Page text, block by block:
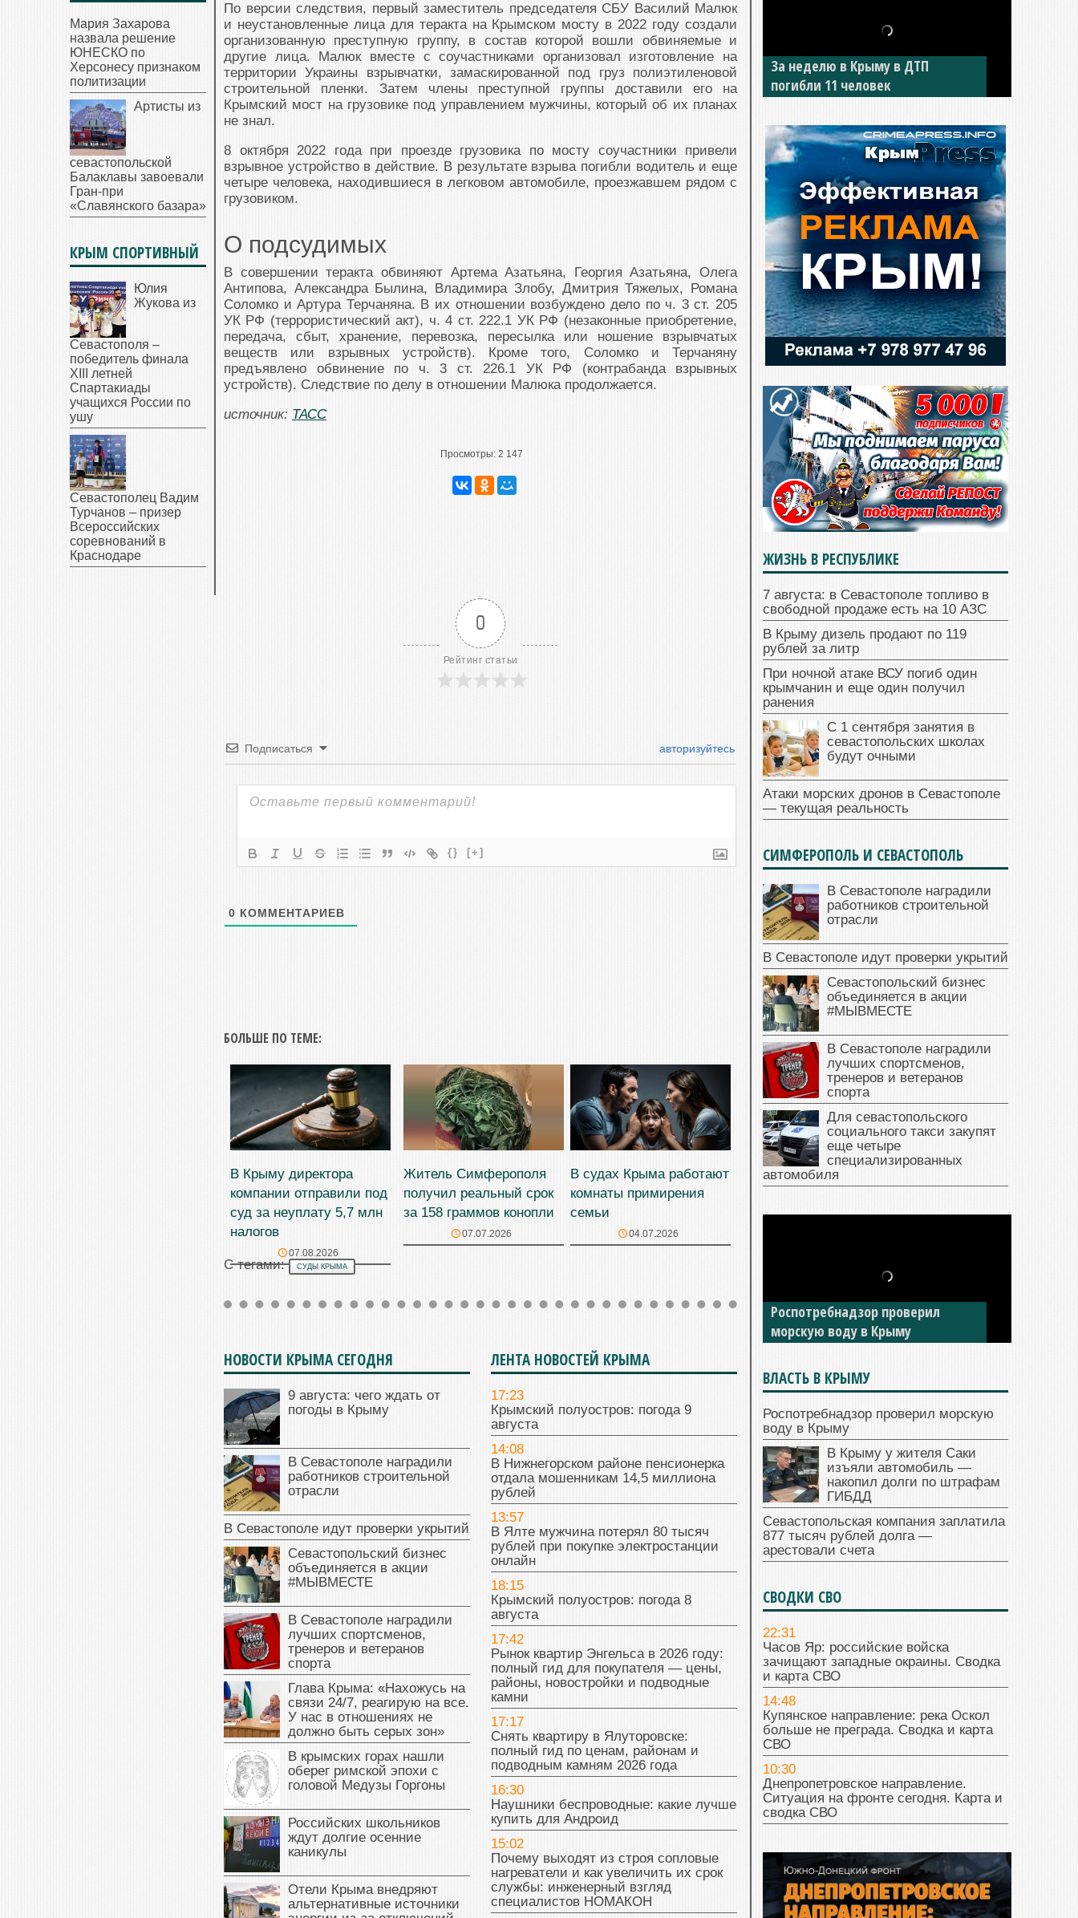
По версии следствия, первый заместитель председателя СБУ Василий Малюк
и неустановленные лица для теракта на Крымском мосту в 2022 году создали
организованную преступную группу, в состав которой вошли обвиняемые и
другие лица. Малюк вместе с соучастниками организовал изготовление на
территории Украины взрывчатки, замаскированной под груз полиэтиленовой
строительной пленки. Затем члены преступной группы доставили его на
Крымский мост на грузовике под управлением мужчины, который об их планах
не знал.
8 октября 2022 года при проезде грузовика по мосту соучастники привели
взрывное устройство в действие. В результате взрыва погибли водитель и еще
четыре человека, находившиеся в легковом автомобиле, проезжавшем рядом с
грузовиком.
О подсудимых
В совершении теракта обвиняют Артема Азатьяна, Георгия Азатьяна, Олега
Антипова, Александра Былина, Владимира Злобу, Дмитрия Тяжелых, Романа
Соломко и Артура Терчаняна. В их отношении возбуждено дело по ч. 3 ст. 205
УК РФ (террористический акт), ч. 4 ст. 222.1 УК РФ (незаконные приобретение,
передача, сбыт, хранение, перевозка, пересылка или ношение взрывчатых
веществ или взрывных устройств). Кроме того, Соломко и Терчаняну
предъявлено обвинение по ч. 3 ст. 226.1 УК РФ (контрабанда взрывных
устройств). Следствие по делу в отношении Малюка продолжается.
источник: ТАСС
Просмотры: 2 147
0
Рейтинг статьи
Подписаться авторизуйтесь
{} [+]
0 КОММЕНТАРИЕВ
БОЛЬШЕ ПО ТЕМЕ:
В Крыму директора
компании отправили под
суд за неуплату 5,7 млн
налогов
07.08.2026
Житель Симферополя
получил реальный срок
за 158 граммов конопли
07.07.2026
В судах Крыма работают
комнаты примирения
семьи
04.07.2026
С тегами: СУДЫ КРЫМА
НОВОСТИ КРЫМА СЕГОДНЯ
9 августа: чего ждать от
погоды в Крыму
В Севастополе наградили
работников строительной
отрасли
В Севастополе идут проверки укрытий
Севастопольский бизнес
объединяется в акции
#МЫВМЕСТЕ
В Севастополе наградили
лучших спортсменов,
тренеров и ветеранов
спорта
Глава Крыма: «Нахожусь на
связи 24/7, реагирую на все.
У нас в отношениях не
должно быть серых зон»
В крымских горах нашли
оберег римской эпохи с
головой Медузы Горгоны
Российских школьников
ждут долгие осенние
каникулы
Отели Крыма внедряют
альтернативные источники
ЛЕНТА НОВОСТЕЙ КРЫМА
17:23
Крымский полуостров: погода 9
августа
14:08
В Нижнегорском районе пенсионерка
отдала мошенникам 14,5 миллиона
рублей
13:57
В Ялте мужчина потерял 80 тысяч
рублей при покупке электростанции
онлайн
18:15
Крымский полуостров: погода 8
августа
17:42
Рынок квартир Энгельса в 2026 году:
полный гид для покупателя — цены,
районы, новостройки и подводные
камни
17:17
Снять квартиру в Ялуторовске:
полный гид по ценам, районам и
подводным камням 2026 года
16:30
Наушники беспроводные: какие лучше
купить для Андроид
15:02
Почему выходят из строя сопловые
нагреватели и как увеличить их срок
службы: инженерный взгляд
специалистов НОМАКОН
Мария Захарова
назвала решение
ЮНЕСКО по
Херсонесу признаком
политизации
Артисты из
севастопольской
Балаклавы завоевали
Гран-при
«Славянского базара»
КРЫМ СПОРТИВНЫЙ
Юлия
Жукова из
Севастополя –
победитель финала
XIII летней
Спартакиады
учащихся России по
ушу
Севастополец Вадим
Турчанов – призер
Всероссийских
соревнований в
Краснодаре
За неделю в Крыму в ДТП
погибли 11 человек
ЖИЗНЬ В РЕСПУБЛИКЕ
7 августа: в Севастополе топливо в
свободной продаже есть на 10 АЗС
В Крыму дизель продают по 119
рублей за литр
При ночной атаке ВСУ погиб один
крымчанин и еще один получил
ранения
С 1 сентября занятия в
севастопольских школах
будут очными
Атаки морских дронов в Севастополе
— текущая реальность
СИМФЕРОПОЛЬ И СЕВАСТОПОЛЬ
В Севастополе наградили
работников строительной
отрасли
В Севастополе идут проверки укрытий
Севастопольский бизнес
объединяется в акции
#МЫВМЕСТЕ
В Севастополе наградили
лучших спортсменов,
тренеров и ветеранов
спорта
Для севастопольского
социального такси закупят
еще четыре
специализированных
автомобиля
Роспотребнадзор проверил
морскую воду в Крыму
ВЛАСТЬ В КРЫМУ
Роспотребнадзор проверил морскую
воду в Крыму
В Крыму у жителя Саки
изъяли автомобиль —
накопил долги по штрафам
ГИБДД
Севастопольская компания заплатила
877 тысяч рублей долга —
арестовали счета
СВОДКИ СВО
22:31
Часов Яр: российские войска
зачищают западные окраины. Сводка
и карта СВО
14:48
Купянское направление: река Оскол
больше не преграда. Сводка и карта
СВО
10:30
Днепропетровское направление.
Ситуация на фронте сегодня. Карта и
сводка СВО